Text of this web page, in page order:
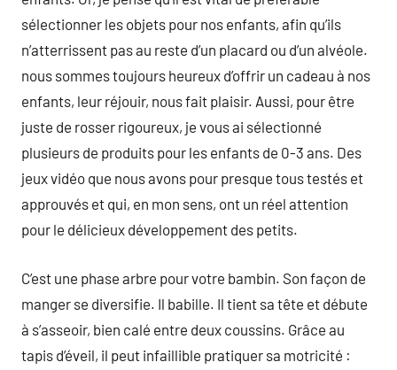
sélectionner les objets pour nos enfants, afin qu’ils
n’atterrissent pas au reste d’un placard ou d’un alvéole.
nous sommes toujours heureux d’offrir un cadeau à nos
enfants, leur réjouir, nous fait plaisir. Aussi, pour être
juste de rosser rigoureux, je vous ai sélectionné
plusieurs de produits pour les enfants de 0-3 ans. Des
jeux vidéo que nous avons pour presque tous testés et
approuvés et qui, en mon sens, ont un réel attention
pour le délicieux développement des petits.
C’est une phase arbre pour votre bambin. Son façon de
manger se diversifie. Il babille. Il tient sa tête et débute
à s’asseoir, bien calé entre deux coussins. Grâce au
tapis d’éveil, il peut infaillible pratiquer sa motricité :